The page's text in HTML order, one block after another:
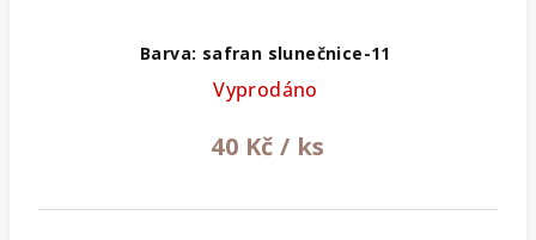
Barva: safran slunečnice-11
Vyprodáno
40 Kč / ks